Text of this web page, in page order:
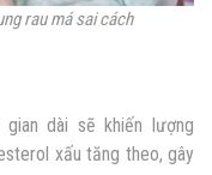
rau má sai cách
dài sẽ khiến lượng
xấu tăng theo, gây